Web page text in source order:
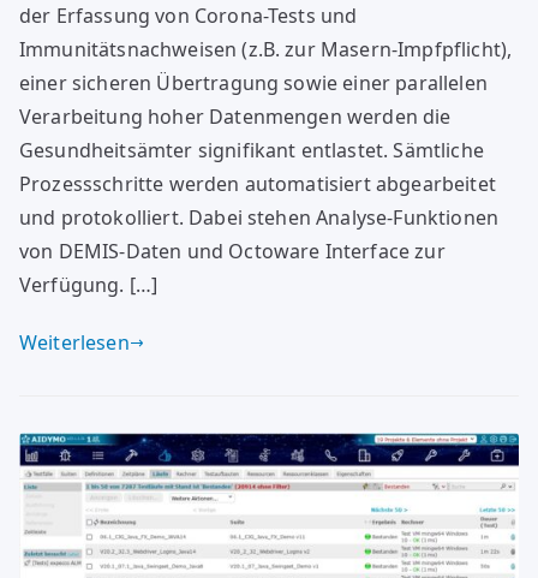
der Erfassung von Corona-Tests und
Immunitätsnachweisen (z.B. zur Masern-Impfpflicht),
einer sicheren Übertragung sowie einer parallelen
Verarbeitung hoher Datenmengen werden die
Gesundheitsämter signifikant entlastet. Sämtliche
Prozessschritte werden automatisiert abgearbeitet
und protokolliert. Dabei stehen Analyse-Funktionen
von DEMIS-Daten und Octoware Interface zur
Verfügung. […]
Weiterlesen